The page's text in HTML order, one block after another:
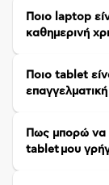
Ποιο laptop
καθημερινή
Ποιο tablet
Πως μπορώ
tablet μου